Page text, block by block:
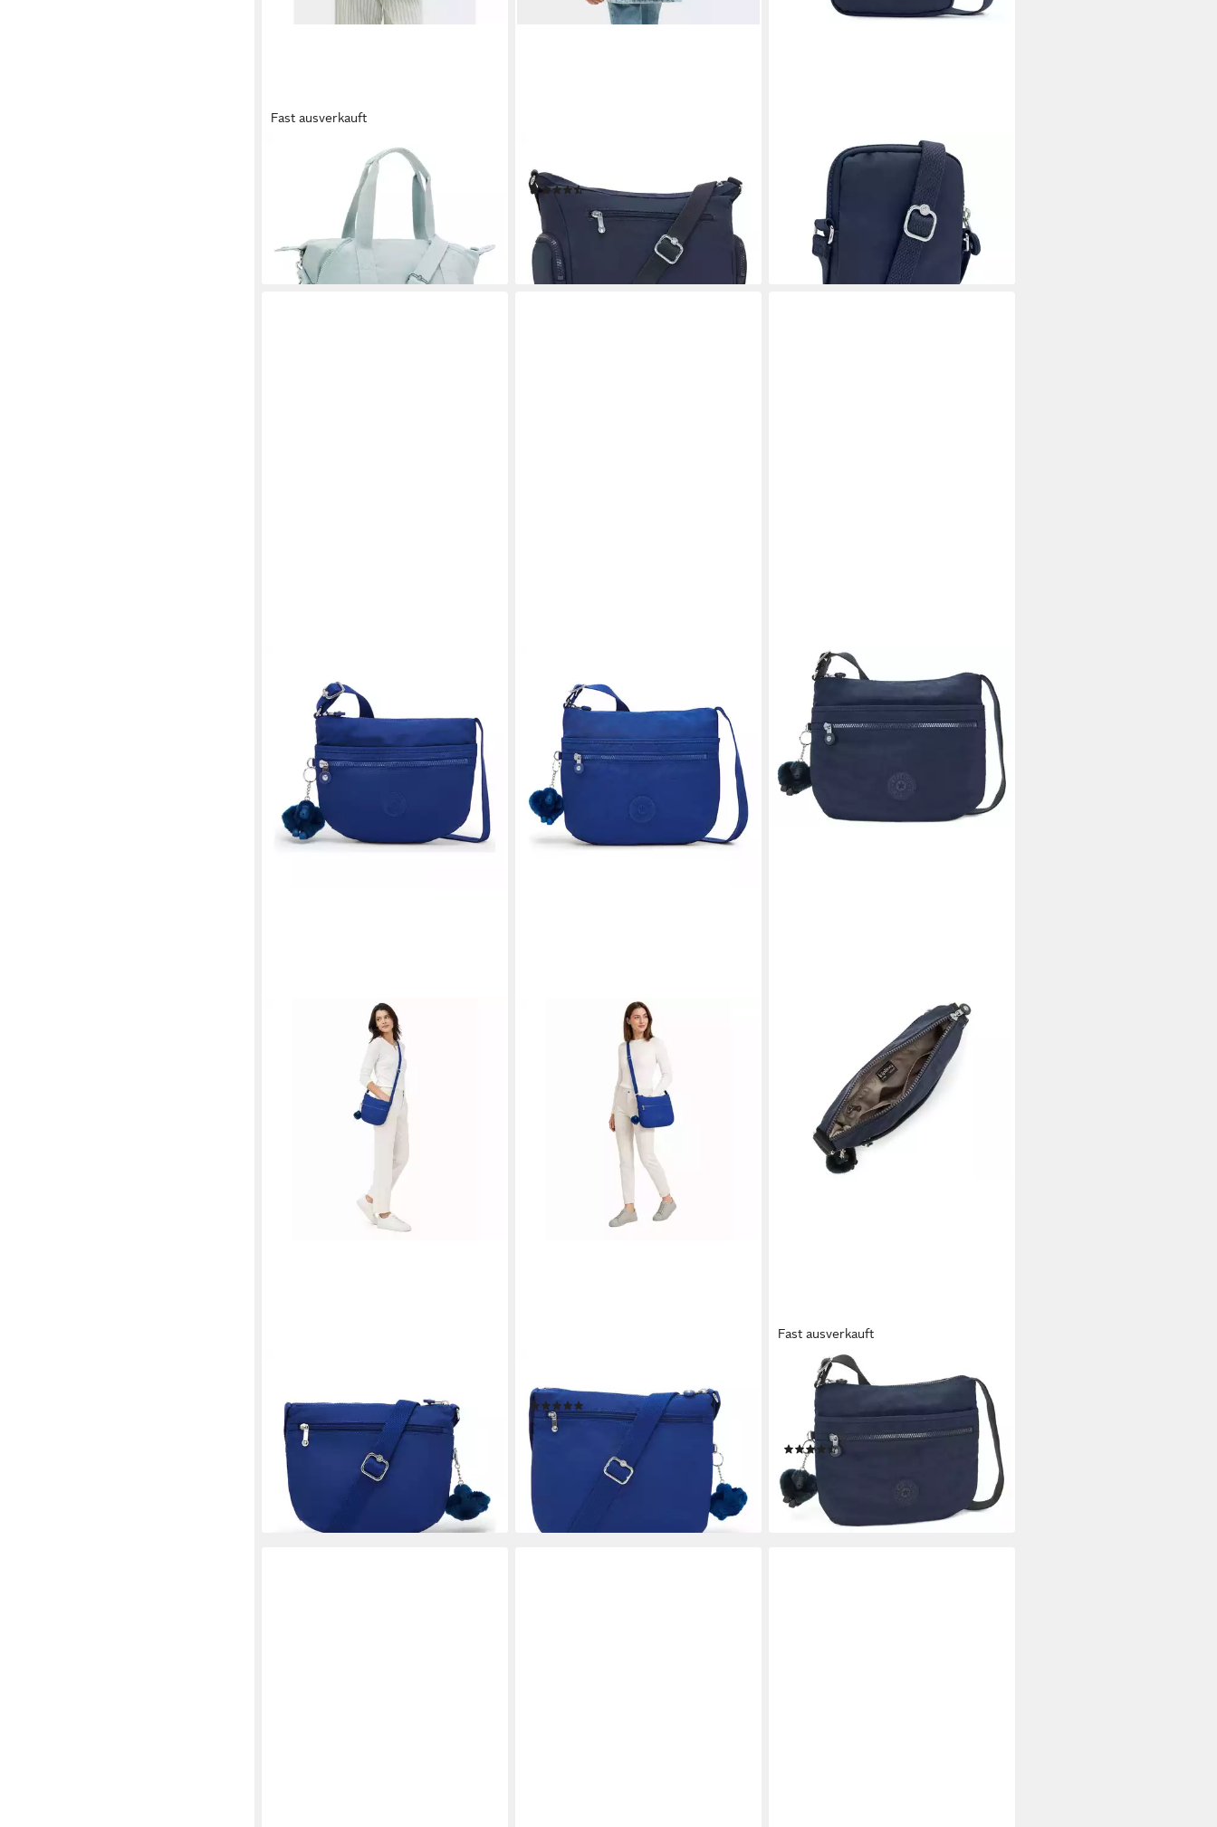
Fast ausverkauft
Schultertasche Art Mini, Polyamid
89,90 €
lieferbar - in 2-3 Werktagen bei dir
Umhängetasche Basic, Polyamid
(14)
ab 67,57 €
lieferbar - in 2-3 Werktagen bei dir
Smartphone-Hülle Basic, Polyamid
ab 33,92 €
lieferbar - in 2-3 Werktagen bei dir
69,90 €
lieferbar - in 2-3 Werktagen bei dir
Umhängetasche Basic, Polyester
76,02 €
lieferbar - in 2-3 Werktagen bei dir
Fast ausverkauft
KIPLING
Umhängetasche Arto M
Schultertasche (ein Stück, 1-tlg., ca.
B/H/T 29/26/4 cm), Kipling-Affe
(3)
ab 61,57 €
lieferbar - in 2-3 Werktagen bei dir